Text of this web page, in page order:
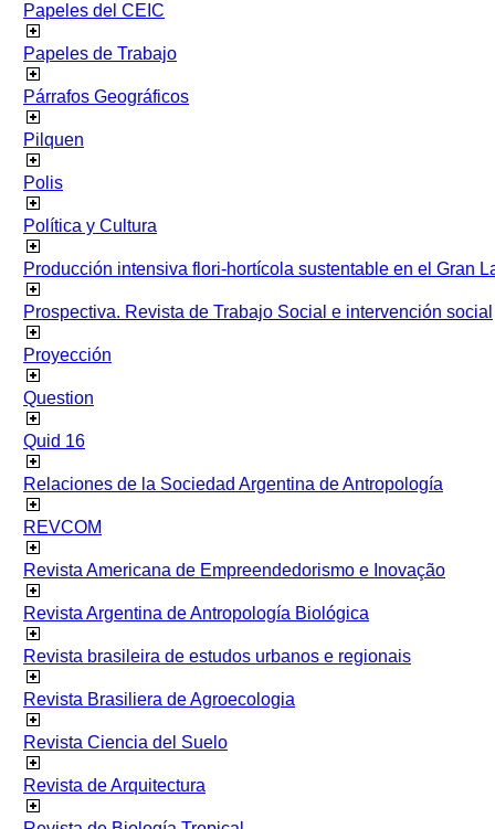
Papeles del CEIC
Papeles de Trabajo
Párrafos Geográficos
Pilquen
Polis
Política y Cultura
Producción intensiva flori-hortícola sustentable en el Gran
Prospectiva. Revista de Trabajo Social e intervención social
Proyección
Question
Quid 16
Relaciones de la Sociedad Argentina de Antropología
REVCOM
Revista Americana de Empreendedorismo e Inovação
Revista Argentina de Antropología Biológica
Revista brasileira de estudos urbanos e regionais
Revista Brasiliera de Agroecologia
Revista Ciencia del Suelo
Revista de Arquitectura